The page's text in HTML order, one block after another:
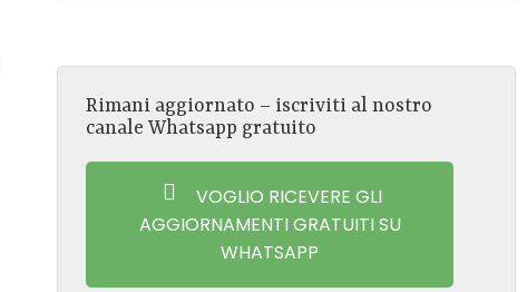
Rimani aggiornato – iscriviti al nostro
canale Whatsapp gratuito
VOGLIO RICEVERE GLI
AGGIORNAMENTI GRATUITI SU
WHATSAPP